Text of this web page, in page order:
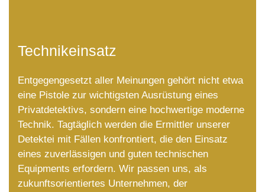
Technikeinsatz
Entgegengesetzt aller Meinungen gehört nicht etwa
eine Pistole zur wichtigsten Ausrüstung eines
Privatdetektivs, sondern eine hochwertige moderne
Technik. Tagtäglich werden die Ermittler unserer
Detektei mit Fällen konfrontiert, die den Einsatz
eines zuverlässigen und guten technischen
Equipments erfordern. Wir passen uns, als
zukunftsorientiertes Unternehmen, der